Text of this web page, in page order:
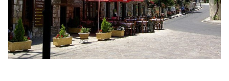
HEIMUR
Apaköttur réðst á 18 manns